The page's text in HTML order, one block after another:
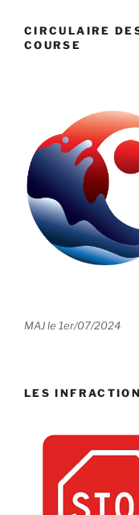
CIRCULAIRE
COURSE
MAJ le 1er/07/2024
LES